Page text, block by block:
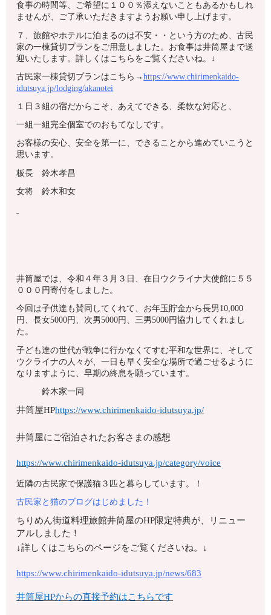
食事の時間等、ご希望に１００％添えないこともあるかもしれ
ませんが、ご了承いただきますようお願い申し上げます。
７、旅館やホテルに泊まるのは不安・・という方のため、古民
家の一棟貸切プランをご用意しました。お食事は井筒屋まで送
迎いたします。詳しくはこちらをご覧くださいね。↓
古民家一棟貸切プランはこちら→https://www.chirimenkaido-
idutsuya.jp/lodging/akanotei
１日３組の宿だからこそ、あえてできる、柔軟な対応と、
一組一組完全個室でのおもてなしです。
お客様の安心、安全を第一に、できることから進めていこうと
思います。
板長 鈴木孝昌
女将 鈴木和女
井筒屋では、令和４年３月３日、在日ウクライナ大使館に５５
０００円寄付をしました。
今回は子供達も賛同してくれて、お年玉貯金から長男10,000
円、長女5000円、次男5000円、三男5000円協力してくれまし
た。
子ども達の世代が戦争に行かなくてすむ平和な世界に、そして
ウクライナの人々が、一日も早く安全な場所で過ごせるように
なりますように、早期の終息を願っています。
鈴木家一同
井筒屋HPhttps://www.chirimenkaido-idutsuya.jp/
井筒屋にご宿泊されたお客さまの感想
https://www.chirimenkaido-idutsuya.jp/category/voice
近隣の古民家で保護猫３匹と暮らしています。！
古民家と猫のブログはじめました！
ちりめん街道料理旅館井筒屋のHP限定特典が、リニュー
アルしました！
↓詳しくはこちらのページをご覧くださいね。↓
https://www.chirimenkaido-idutsuya.jp/news/683
井筒屋HPからの直接予約はこちらです